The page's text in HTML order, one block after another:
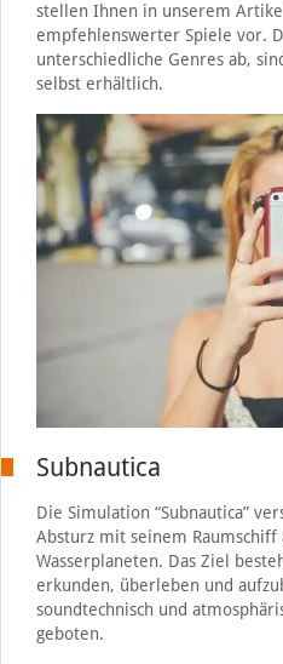
stellen Ihnen in unserem
empfehlenswerter Spiele vor.
unterschiedliche Genres ab,
selbst erhältlich.
Subnautica
Die Simulation “Subnautica”
Absturz mit seinem
Wasserplaneten. Das Ziel
erkunden, überleben und
soundtechnisch und
geboten.